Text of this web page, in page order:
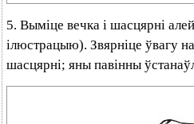
5. Выміце вечка і шасцярні
ілюстрацыю). Звярніце ўвагу
шасцярні; яны павінны